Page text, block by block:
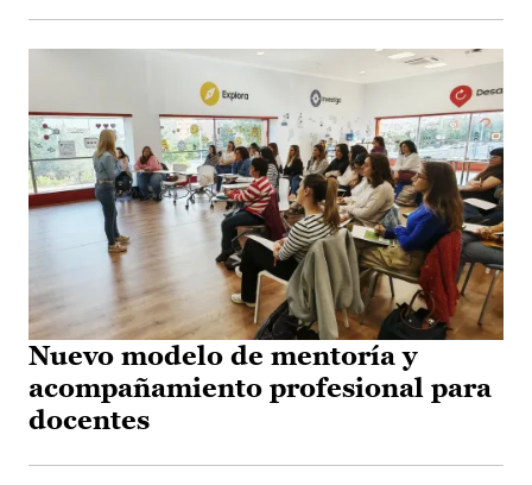
Nuevo modelo de mentoría y
acompañamiento profesional para
docentes